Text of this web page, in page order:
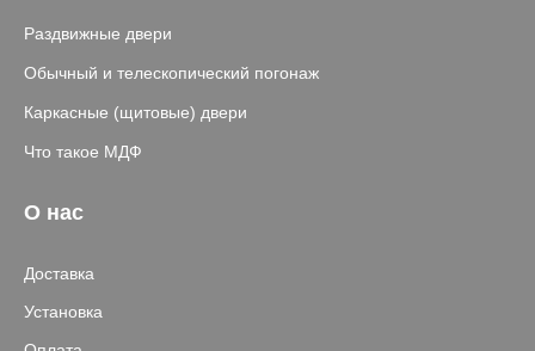
Раздвижные двери
Обычный и телескопический погонаж
Каркасные (щитовые) двери
Что такое МДФ
О нас
Доставка
Установка